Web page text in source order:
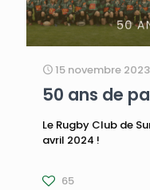
15 novembre 2023
50 ans de
Le Rugby Club de
avril 2024 !
65